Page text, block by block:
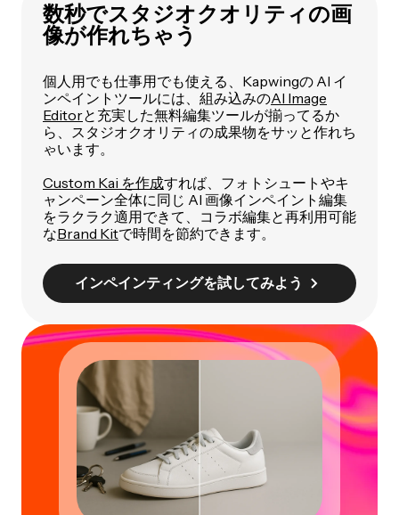
数秒でスタジオクオリティの画
像が作れちゃう
個人用でも仕事用でも使える、Kapwingの AI イ
ンペイントツールには、組み込みのAI Image
Editorと充実した無料編集ツールが揃ってるか
ら、スタジオクオリティの成果物をサッと作れち
ゃいます。
Custom Kai を作成すれば、フォトシュートやキ
ャンペーン全体に同じ AI 画像インペイント編集
をラクラク適用できて、コラボ編集と再利用可能
なBrand Kitで時間を節約できます。
インペインティングを試してみよう